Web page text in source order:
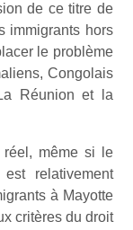
de ce titre de
immigrants hors
le problème
Congolais
Réunion et la
réel, même si le
relativement
à Mayotte
critères du droit